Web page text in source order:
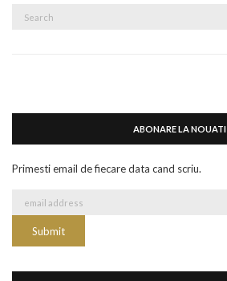
ABONARE LA NOUATI
Primesti email de fiecare data cand scriu.